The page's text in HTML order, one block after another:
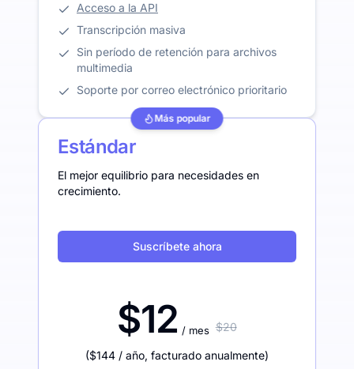
Acceso a la API
Transcripción masiva
Sin período de retención para archivos
multimedia
Soporte por correo electrónico prioritario
Más popular
Estándar
El mejor equilibrio para necesidades en
crecimiento.
Suscríbete ahora
$12 / mes $20
($144 / año, facturado anualmente)